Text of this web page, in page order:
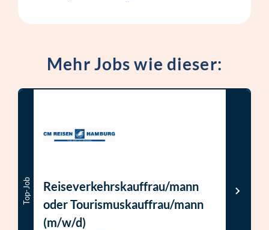
Mehr Jobs wie dieser:
Top-Job
Reiseverkehrskauffrau/mann
oder Tourismuskauffrau/mann
(m/w/d)